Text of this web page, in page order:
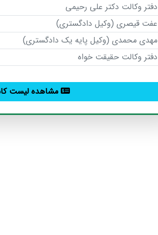
دفتر وکالت دکتر علی رحیمی
عفت قیصری (وکیل دادگستری)
مهدی محمدی (وکیل پایه یک دادگستری)
دفتر وکالت حقیقت خواه
مشاهده لیست